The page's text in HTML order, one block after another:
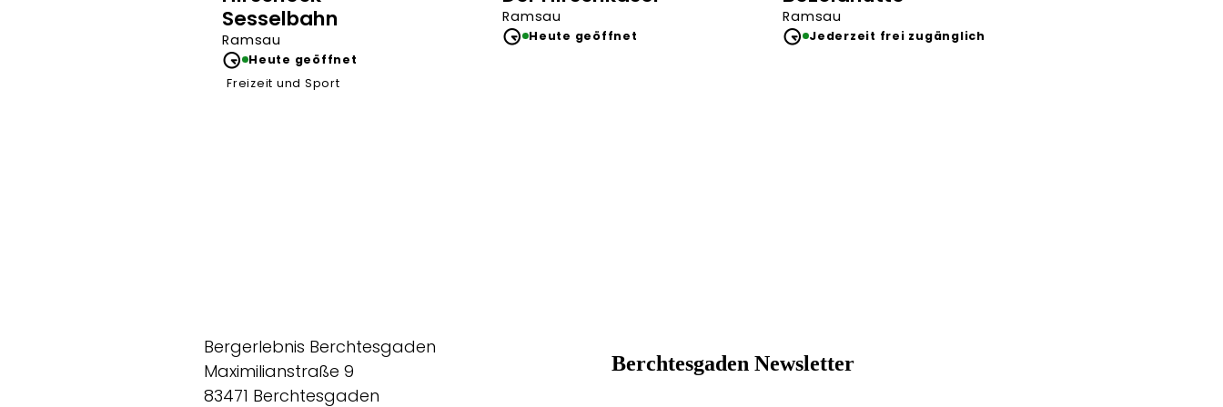
Sesselbahn
Ramsau
Heute geöffnet
Freizeit und Sport
Ramsau
Heute geöffnet
Ramsau
Jederzeit frei zugänglich
Bergerlebnis Berchtesgaden
Maximilianstraße 9
83471 Berchtesgaden
Berchtesgaden Newsletter